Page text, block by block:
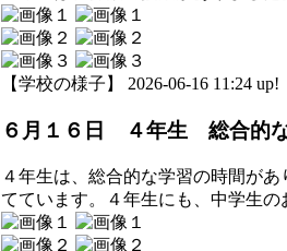
【学校の様子】 2026-06-16 11:24 up!
６月１６日 ４年生 総合的
４年生は、総合的な学習の時間が
てています。４年生にも、中学生の